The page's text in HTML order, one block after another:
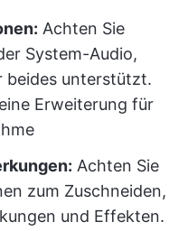
Achten Sie
System-Audio,
beides unterstützt.
Erweiterung für
Achten Sie
zum Zuschneiden,
und Effekten.